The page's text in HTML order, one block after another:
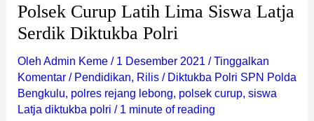
Polsek Curup Latih Lima Siswa Latja
Serdik Diktukba Polri
Oleh Admin Keme / 1 Desember 2021 /Tinggalkan
Komentar / Pendidikan, Rilis/ Diktukba Polri SPN Polda
Bengkulu, polres rejang lebong, polsek curup, siswa
Latja diktukba polri / 1 minute of reading